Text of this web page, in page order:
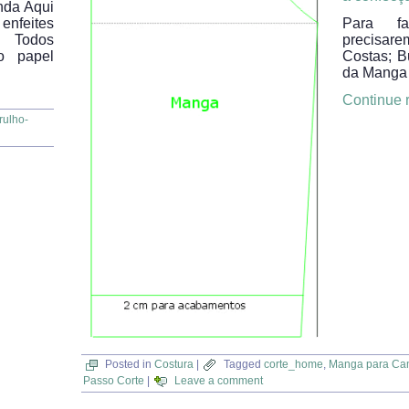
Aqui
papel
Para
Costas;
da
Continue
Posted in Costura Tagged corte_home, Manga para
Passo Corte
Leave a comment